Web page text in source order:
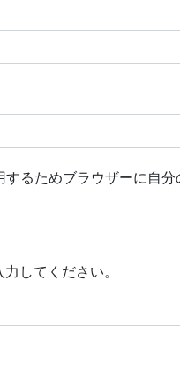
るためブラウザーに自
してください。